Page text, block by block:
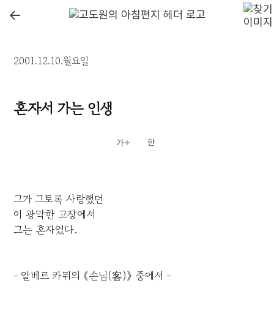
←
2001.12.10.월요일
혼자서 가는 인생
그가 그토록 사랑했던
이 광막한 고장에서
그는 혼자였다.
- 알베르 카뮈의 《손님(客)》 중에서 -